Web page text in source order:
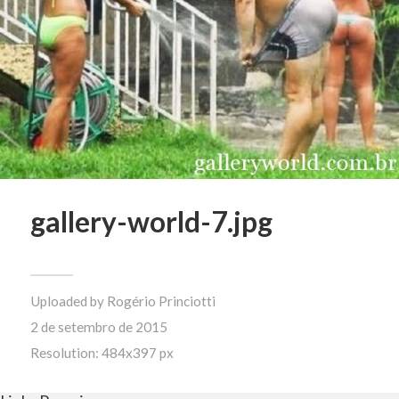
gallery-world-7.jpg
Uploaded by Rogério Princiotti
2 de setembro de 2015
Resolution: 484x397 px